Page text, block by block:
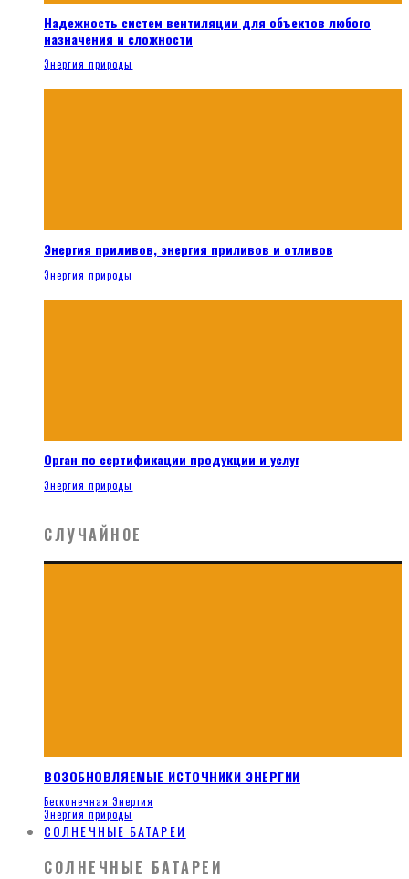
Надежность систем вентиляции для объектов любого
назначения и сложности
Энергия природы
Энергия приливов, энергия приливов и отливов
Энергия природы
Орган по сертификации продукции и услуг
Энергия природы
СЛУЧАЙНОЕ
ВОЗОБНОВЛЯЕМЫЕ ИСТОЧНИКИ ЭНЕРГИИ
Бесконечная Энергия
Энергия природы
СОЛНЕЧНЫЕ БАТАРЕИ
СОЛНЕЧНЫЕ БАТАРЕИ